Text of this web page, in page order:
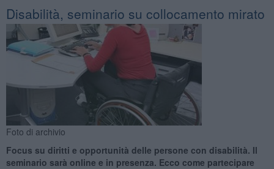
Disabilità, seminario su collocamento mirato
Foto di archivio
Focus su diritti e opportunità delle persone con disabilità. Il
seminario sarà online e in presenza. Ecco come partecipare